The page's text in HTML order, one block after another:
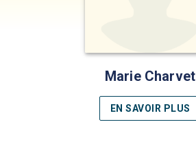
Marie Charvet
EN SAVOIR PLUS